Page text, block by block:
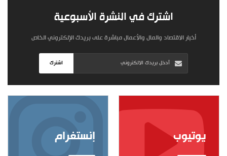
اشترك في النشرة الأسبوعية
أخبار الاقتصاد والمال والأعمال مباشرة على بريدك الإلكتروني الخاص
اشترك
إنستغرام يوتيوب